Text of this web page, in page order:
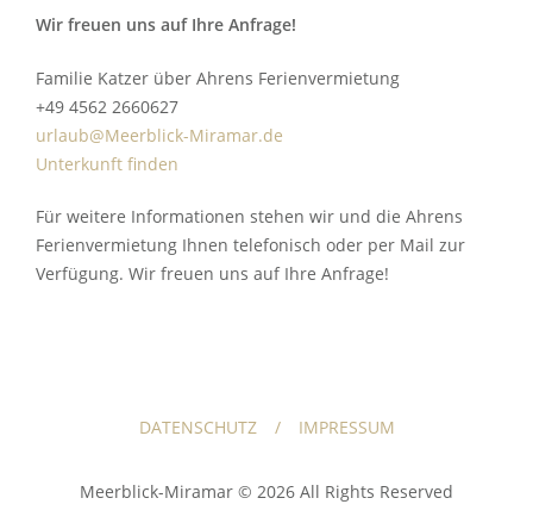
Wir freuen uns auf Ihre Anfrage!
Familie Katzer über Ahrens Ferienvermietung
+49 4562 2660627
urlaub@Meerblick-Miramar.de
Unterkunft finden
Für weitere Informationen stehen wir und die Ahrens
Ferienvermietung Ihnen telefonisch oder per Mail zur
Verfügung. Wir freuen uns auf Ihre Anfrage!
Meerblick-Miramar © 2026 All Rights Reserved
DATENSCHUTZ IMPRESSUM